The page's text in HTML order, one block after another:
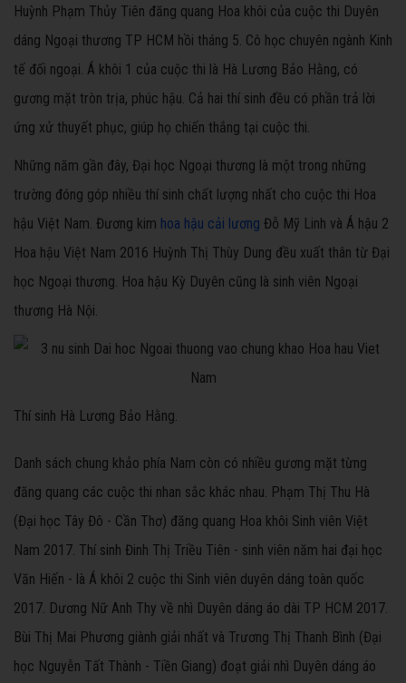
Huỳnh Phạm Thủy Tiên đăng quang Hoa khôi của cuộc thi Duyên
dáng Ngoại thương TP HCM hồi tháng 5. Cô học chuyên ngành Kinh
tế đối ngoại. Á khôi 1 của cuộc thi là Hà Lương Bảo Hằng, có
gương mặt tròn trịa, phúc hậu. Cả hai thí sinh đều có phần trả lời
ứng xử thuyết phục, giúp họ chiến thắng tại cuộc thi.
Những năm gần đây, Đại học Ngoại thương là một trong những
trường đóng góp nhiều thí sinh chất lượng nhất cho cuộc thi Hoa
hậu Việt Nam. Đương kim hoa hậu cải lương Đỗ Mỹ Linh và Á hậu 2
Hoa hậu Việt Nam 2016 Huỳnh Thị Thùy Dung đều xuất thân từ Đại
học Ngoại thương. Hoa hậu Kỳ Duyên cũng là sinh viên Ngoại
thương Hà Nội.
Thí sinh Hà Lương Bảo Hằng.
Danh sách chung khảo phía Nam còn có nhiều gương mặt từng
đăng quang các cuộc thi nhan sắc khác nhau. Phạm Thị Thu Hà
(Đại học Tây Đô - Cần Thơ) đăng quang Hoa khôi Sinh viên Việt
Nam 2017. Thí sinh Đinh Thị Triều Tiên - sinh viên năm hai đại học
Văn Hiến - là Á khôi 2 cuộc thi Sinh viên duyên dáng toàn quốc
2017. Dương Nữ Anh Thy về nhì Duyên dáng áo dài TP HCM 2017.
Bùi Thị Mai Phương giành giải nhất và Trương Thị Thanh Bình (Đại
học Nguyễn Tất Thành - Tiền Giang) đoạt giải nhì Duyên dáng áo